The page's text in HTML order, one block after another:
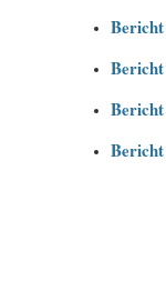
Bericht
Bericht
Bericht
Bericht